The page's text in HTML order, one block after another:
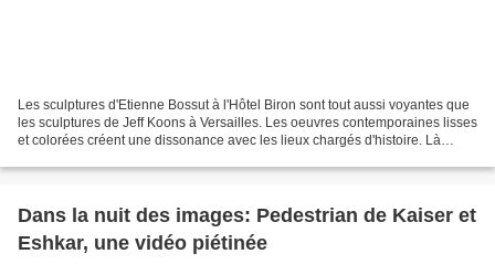
Les sculptures d'Etienne Bossut à l'Hôtel Biron sont tout aussi voyantes que
les sculptures de Jeff Koons à Versailles. Les oeuvres contemporaines lisses
et colorées créent une dissonance avec les lieux chargés d'histoire. Là
Dans la nuit des images: Pedestrian de Kaiser et
Eshkar, une vidéo piétinée